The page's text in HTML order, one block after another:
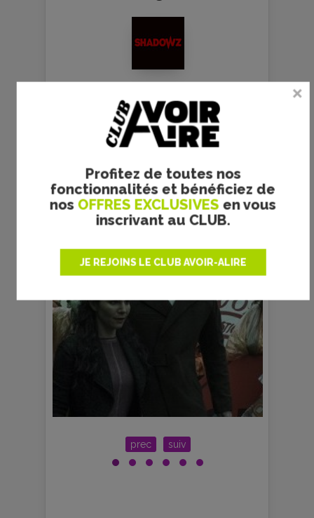
Profitez de toutes nos
fonctionnalités et bénéficiez de
nos OFFRES EXCLUSIVES en vous
inscrivant au CLUB.
JE REJOINS LE CLUB AVOIR-ALIRE
GALERIE PHOTOS
prec suiv